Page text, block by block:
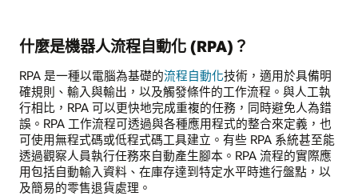
什麼是機器人流程自動化 (RPA)？
RPA 是一種以電腦為基礎的流程自動化技術，適用於具備明
確規則、輸入與輸出，以及觸發條件的工作流程。與人工執
行相比，RPA 可以更快地完成重複的任務，同時避免人為錯
誤。RPA 工作流程可透過與各種應用程式的整合來定義，也
可使用無程式碼或低程式碼工具建立。有些 RPA 系統甚至能
透過觀察人員執行任務來自動產生腳本。RPA 流程的實際應
用包括自動輸入資料、在庫存達到特定水平時進行盤點，以
及簡易的零售退貨處理。